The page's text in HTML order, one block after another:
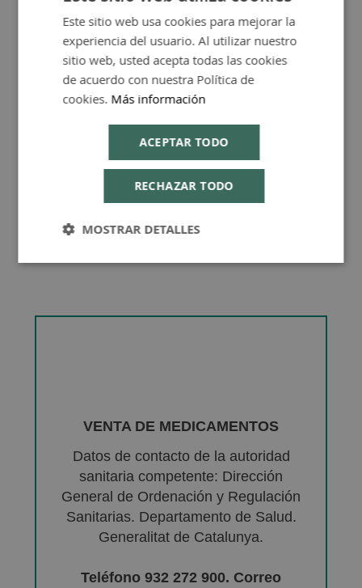
VENTA DE MEDICAMENTOS
Datos de contacto de la autoridad
sanitaria competente: Dirección
General de Ordenación y Regulación
Sanitarias. Departamento de Salud.
Generalitat de Catalunya.
Teléfono 932 272 900. Correo
SPANISH
ENGLISH
Este sitio web usa cookies para mejorar la
experiencia del usuario. Al utilizar nuestro
sitio web, usted acepta todas las cookies
de acuerdo con nuestra Política de
cookies. Más información
ACEPTAR TODO
RECHAZAR TODO
MOSTRAR DETALLES